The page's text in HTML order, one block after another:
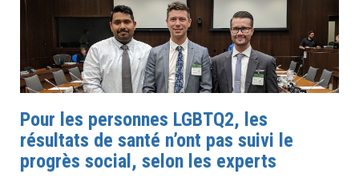
Pour les personnes LGBTQ2, les
résultats de santé n’ont pas suivi le
progrès social, selon les experts